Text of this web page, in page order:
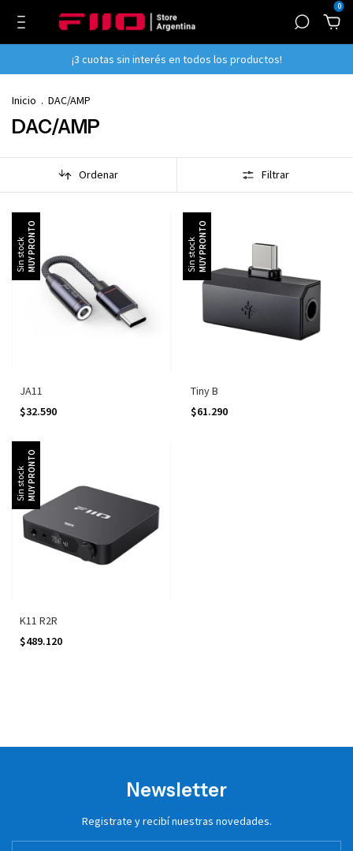
0
¡3 cuotas sin interés en todos los productos!
Inicio . DAC/AMP
DAC/AMP
Ordenar Filtrar
Sin stock
JA11
$32.590
Sin stock
Tiny B
$61.290
Sin stock
K11 R2R
$489.120
Newsletter
Registrate y recibí nuestras novedades.